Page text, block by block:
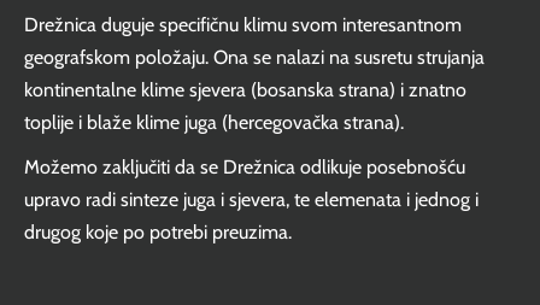
Drežnica duguje specifičnu klimu svom interesantnom
geografskom položaju. Ona se nalazi na susretu strujanja
kontinentalne klime sjevera (bosanska strana) i znatno
toplije i blaže klime juga (hercegovačka strana).
Možemo zaključiti da se Drežnica odlikuje posebnošću
upravo radi sinteze juga i sjevera, te elemenata i jednog i
drugog koje po potrebi preuzima.